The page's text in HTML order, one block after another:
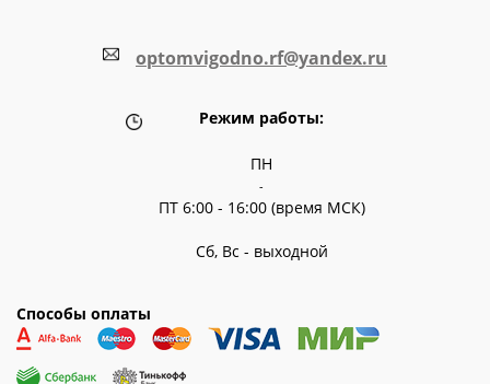
optomvigodno.rf@yandex.ru
Режим работы:
ПН
-
ПТ 6:00 - 16:00 (время МСК)
Сб, Вс - выходной
Способы оплаты